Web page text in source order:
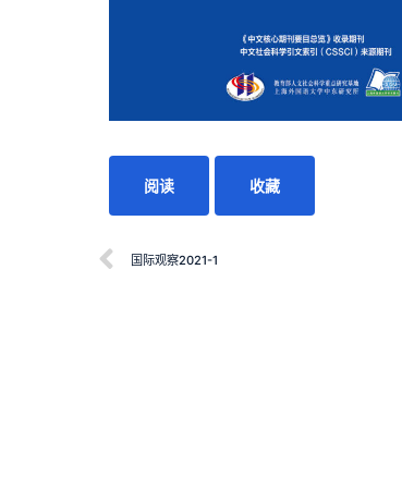
阅读 收藏
国际观察2021-1